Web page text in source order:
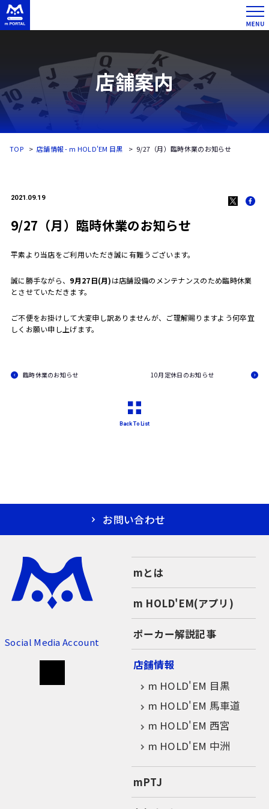
店舗案内
TOP 店舗情報 - m HOLD'EM 目黒 9/27（月）臨時休業のお知らせ
2021.09.19
9/27（月）臨時休業のお知らせ
平素より当店をご利用いただき誠に有難うございます。
誠に勝手ながら、 9月27日(月)は店舗設備のメンテナンスのため臨時休業
とさせていただきます。
ご不便をお掛けして大変申し訳ありませんが、ご理解賜りますよう何卒宜
しくお願い申し上げます。
臨時休業のお知らせ
Back To List
10月定休日のお知らせ
お問い合わせ
Social Media Account
mとは
m HOLD'EM(アプリ)
ポーカー解説記事
店舗情報
m HOLD'EM 目黒
m HOLD'EM 馬車道
m HOLD'EM 西宮
m HOLD'EM 中洲
mPTJ